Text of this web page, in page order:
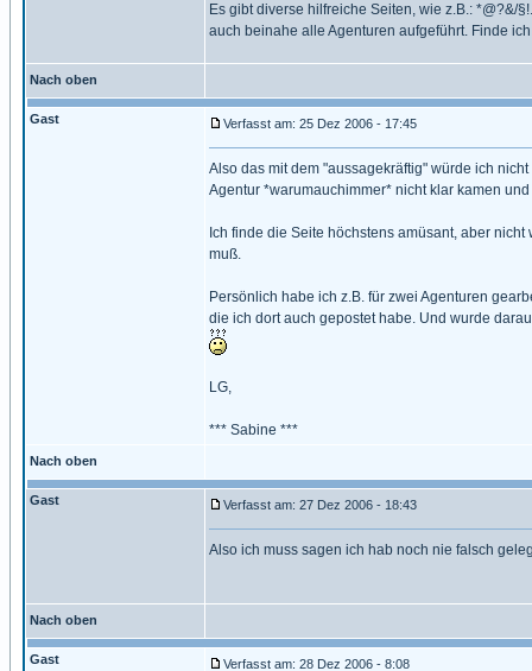
Es gibt diverse hilfreiche Seiten, wie z.B.: *@?&/
auch beinahe alle Agenturen aufgeführt. Finde
Nach oben
Gast Verfasst am: 25 Dez 2006 - 17:45
Also das mit dem "aussagekräftig" würde ich
Agentur *warumauchimmer* nicht klar kamen
Ich finde die Seite höchstens amüsant, aber
muß.
Persönlich habe ich z.B. für zwei Agenturen
die ich dort auch gepostet habe. Und wurde
LG,
*** Sabine ***
Nach oben
Gast Verfasst am: 27 Dez 2006 - 18:43
Also ich muss sagen ich hab noch nie falsch
Nach oben
Gast Verfasst am: 28 Dez 2006 - 8:08